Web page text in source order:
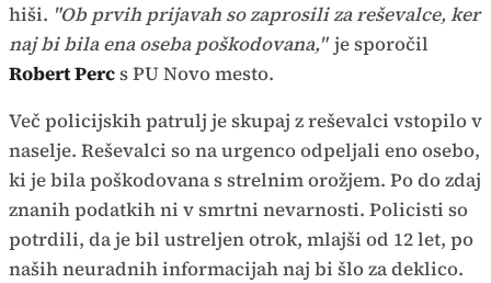
hiši. "Ob prvih prijavah so zaprosili za reševalce, ker
naj bi bila ena oseba poškodovana," je sporočil
Robert Percs PU Novo mesto.
Več policijskih patrulj je skupaj z reševalci vstopilo v
naselje. Reševalci so na urgenco odpeljali eno osebo,
ki je bila poškodovana s strelnim orožjem. Po do zdaj
znanih podatkih ni v smrtni nevarnosti. Policisti so
potrdili, da je bil ustreljen otrok, mlajši od 12 let, po
naših neuradnih informacijah naj bi šlo za deklico.